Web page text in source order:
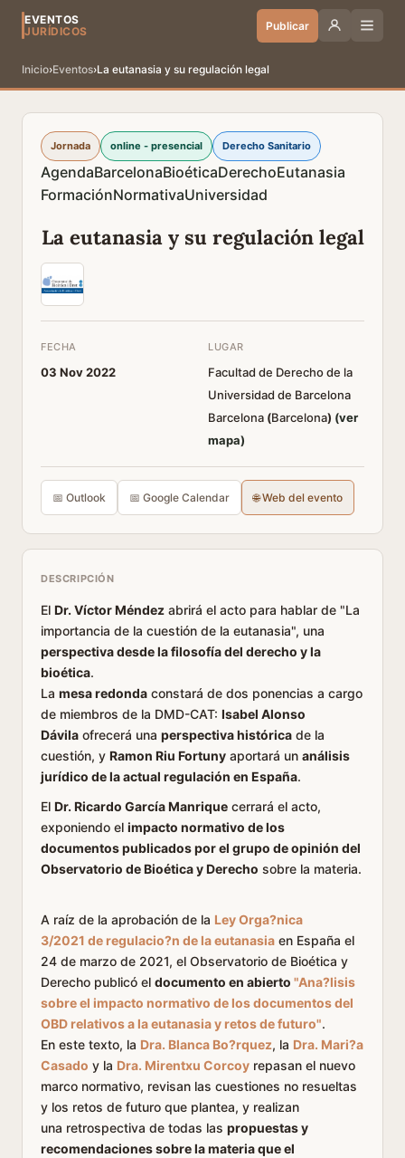
EVENTOS
JURÍDICOS
Publicar
Inicio›Eventos›La eutanasia y su regulación legal
Jornada online - presencial Derecho Sanitario
AgendaBarcelonaBioéticaDerechoEutanasia
FormaciónNormativaUniversidad
La eutanasia y su regulación legal
FECHA
03 Nov 2022
LUGAR
Facultad de Derecho de la
Universidad de Barcelona
Barcelona (Barcelona) (ver
mapa)
📅 Outlook 📅 Google Calendar 🌐 Web del evento
DESCRIPCIÓN
El Dr. Víctor Méndez abrirá el acto para hablar de "La
importancia de la cuestión de la eutanasia", una
perspectiva desde la filosofía del derecho y la
bioética.
La mesa redonda constará de dos ponencias a cargo
de miembros de la DMD-CAT: Isabel Alonso
Dávila ofrecerá una perspectiva histórica de la
cuestión, y Ramon Riu Fortuny aportará un análisis
jurídico de la actual regulación en España.
El Dr. Ricardo García Manrique cerrará el acto,
exponiendo el impacto normativo de los
documentos publicados por el grupo de opinión del
Observatorio de Bioética y Derecho sobre la materia.
A raíz de la aprobación de la Ley Orga?nica
3/2021 de regulacio?n de la eutanasia en España el
24 de marzo de 2021, el Observatorio de Bioética y
Derecho publicó el documento en abierto "Ana?lisis
sobre el impacto normativo de los documentos del
OBD relativos a la eutanasia y retos de futuro".
En este texto, la Dra. Blanca Bo?rquez, la Dra. Mari?a
Casado y la Dra. Mirentxu Corcoy repasan el nuevo
marco normativo, revisan las cuestiones no resueltas
y los retos de futuro que plantea, y realizan
una retrospectiva de todas las propuestas y
recomendaciones sobre la materia que el